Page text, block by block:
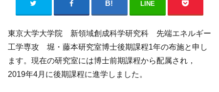
LINE
東京大学大学院 新領域創成科学研究科 先端エネルギー
工学専攻 堀・藤本研究室博士後期課程1年の布施と申し
ます。現在の研究室には博士前期課程から配属され，
2019年4月に後期課程に進学しました。